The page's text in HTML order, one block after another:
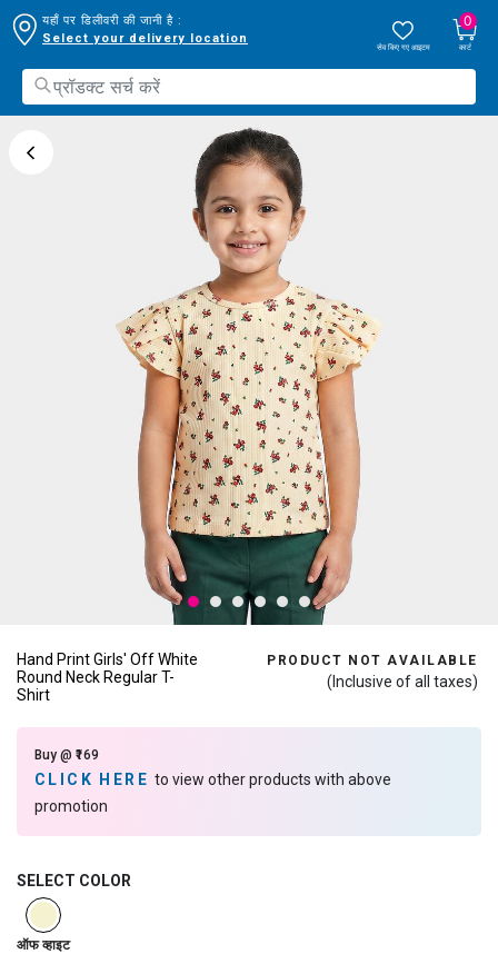
यहाँ पर डिलीवरी की जानी है :
Select your delivery location
सेव किए गए आइटम
0
कार्ट
Hand Print Girls' Off White
Round Neck Regular T-
Shirt
PRODUCT NOT AVAILABLE
(Inclusive of all taxes)
Buy @ ₹169
CLICK HEREto view other products with above
promotion
SELECT COLOR
selected
ऑफ व्हाइट